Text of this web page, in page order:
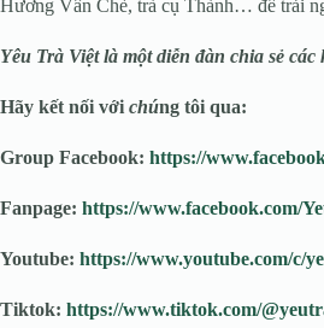
Hương Vân Chè, trà cụ Thành… để trải
Yêu Trà Việt là một diễn đàn chia sẻ
Hãy kết nối với chúng tôi qua:
Group Facebook: https://
Fanpage: https://www.facebook.com/
Youtube: https://www.youtube.com/c/
Tiktok: https://www.tiktok.com/